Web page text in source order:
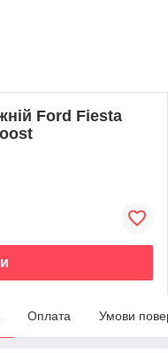
Ford Fiesta
Оплата Умови